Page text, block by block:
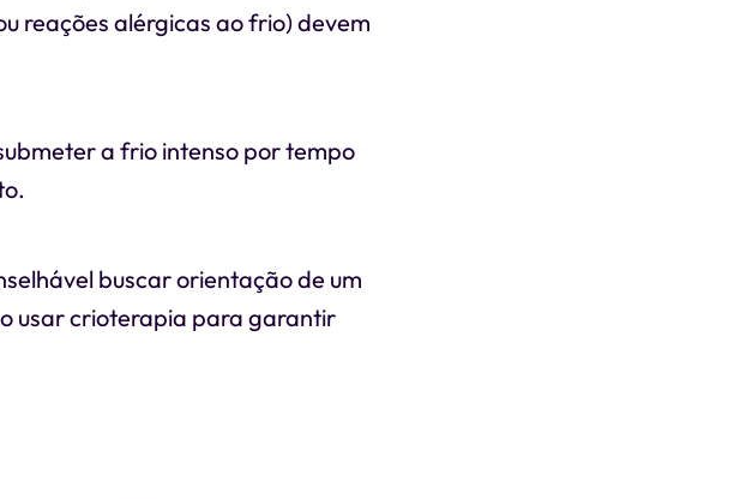
reações alérgicas ao frio) devem
a frio intenso por tempo
buscar orientação de um
usar crioterapia para garantir